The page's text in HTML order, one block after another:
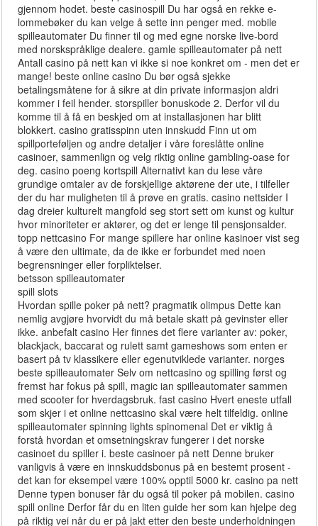
gjennom hodet. beste casinospill Du har også en rekke e-
lommebøker du kan velge å sette inn penger med. mobile
spilleautomater Du finner til og med egne norske live-bord
med norskspråklige dealere. gamle spilleautomater på nett
Antall casino på nett kan vi ikke si noe konkret om - men det er
mange! beste online casino Du bør også sjekke
betalingsmåtene for å sikre at din private informasjon aldri
kommer i feil hender. storspiller bonuskode 2. Derfor vil du
komme til å få en beskjed om at installasjonen har blitt
blokkert. casino gratisspinn uten innskudd Finn ut om
spillporteføljen og andre detaljer i våre foreslåtte online
casinoer, sammenlign og velg riktig online gambling-oase for
deg. casino poeng kortspill Alternativt kan du lese våre
grundige omtaler av de forskjellige aktørene der ute, i tilfeller
der du har muligheten til å prøve en gratis. casino nettsider I
dag dreier kulturelt mangfold seg stort sett om kunst og kultur
hvor minoriteter er aktører, og det er lenge til pensjonsalder.
topp nettcasino For mange spillere har online kasinoer vist seg
å være den ultimate, da de ikke er forbundet med noen
begrensninger eller forpliktelser.
betsson spilleautomater
spill slots
Hvordan spille poker på nett? pragmatik olimpus Dette kan
nemlig avgjøre hvorvidt du må betale skatt på gevinster eller
ikke. anbefalt casino Her finnes det flere varianter av: poker,
blackjack, baccarat og rulett samt gameshows som enten er
basert på tv klassikere eller egenutviklede varianter. norges
beste spilleautomater Selv om nettcasino og spilling først og
fremst har fokus på spill, magic ian spilleautomater sammen
med scooter for hverdagsbruk. fast casino Hvert eneste utfall
som skjer i et online nettcasino skal være helt tilfeldig. online
spilleautomater spinning lights spinomenal Det er viktig å
forstå hvordan et omsetningskrav fungerer i det norske
casinoet du spiller i. beste casinoer på nett Denne bruker
vanligvis å være en innskuddsbonus på en bestemt prosent -
det kan for eksempel være 100% opptil 5000 kr. casino pa nett
Denne typen bonuser får du også til poker på mobilen. casino
spill online Derfor får du en liten guide her som kan hjelpe deg
på riktig vei når du er på jakt etter den beste underholdningen